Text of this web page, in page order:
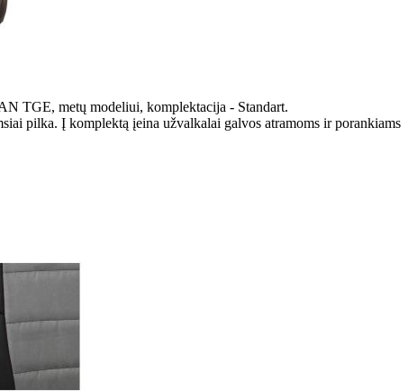
TGE, metų modeliui, komplektacija - Standart.
pilka. Į komplektą įeina užvalkalai galvos atramoms ir porankiams